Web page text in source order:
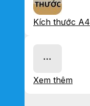
Kích thước A4
Xem thêm